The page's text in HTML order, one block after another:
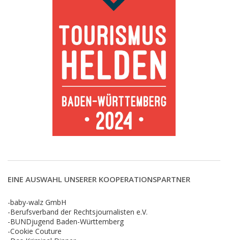
EINE AUSWAHL UNSERER KOOPERATIONSPARTNER
-baby-walz GmbH
-Berufsverband der Rechtsjournalisten e.V.
-BUNDjugend Baden-Württemberg
-Cookie Couture